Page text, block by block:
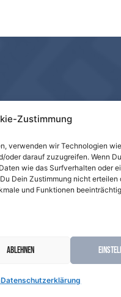
Zustimmung
verwenden wir Technologien
darauf zuzugreifen. Wenn
wie das Surfverhalten oder
Dein Zustimmung nicht erteilen
und Funktionen
ABLEHNEN
Datenschutzerklärung
Essen